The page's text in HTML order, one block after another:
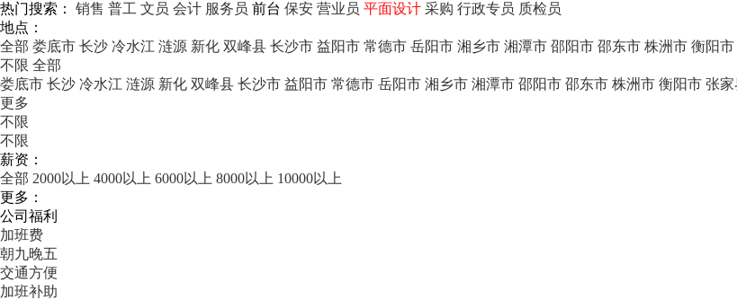
热门搜索： 销售 普工 文员 会计 服务员 前台 保安 营业员 平面设计 采购 行政专员 质检员
地点：
全部 娄底市 长沙 冷水江 涟源 新化 双峰县 长沙市 益阳市 常德市 岳阳市 湘乡市 湘潭市 邵阳市 邵东市 株洲市 衡阳市
不限 全部
娄底市 长沙 冷水江 涟源 新化 双峰县 长沙市 益阳市 常德市 岳阳市 湘乡市 湘潭市 邵阳市 邵东市 株洲市 衡阳市 张
更多
不限
不限
薪资：
全部 2000以上 4000以上 6000以上 8000以上 10000以上
更多：
公司福利
加班费
朝九晚五
交通方便
加班补助